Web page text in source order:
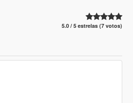
5.0 / 5 estrelas (7 votos)